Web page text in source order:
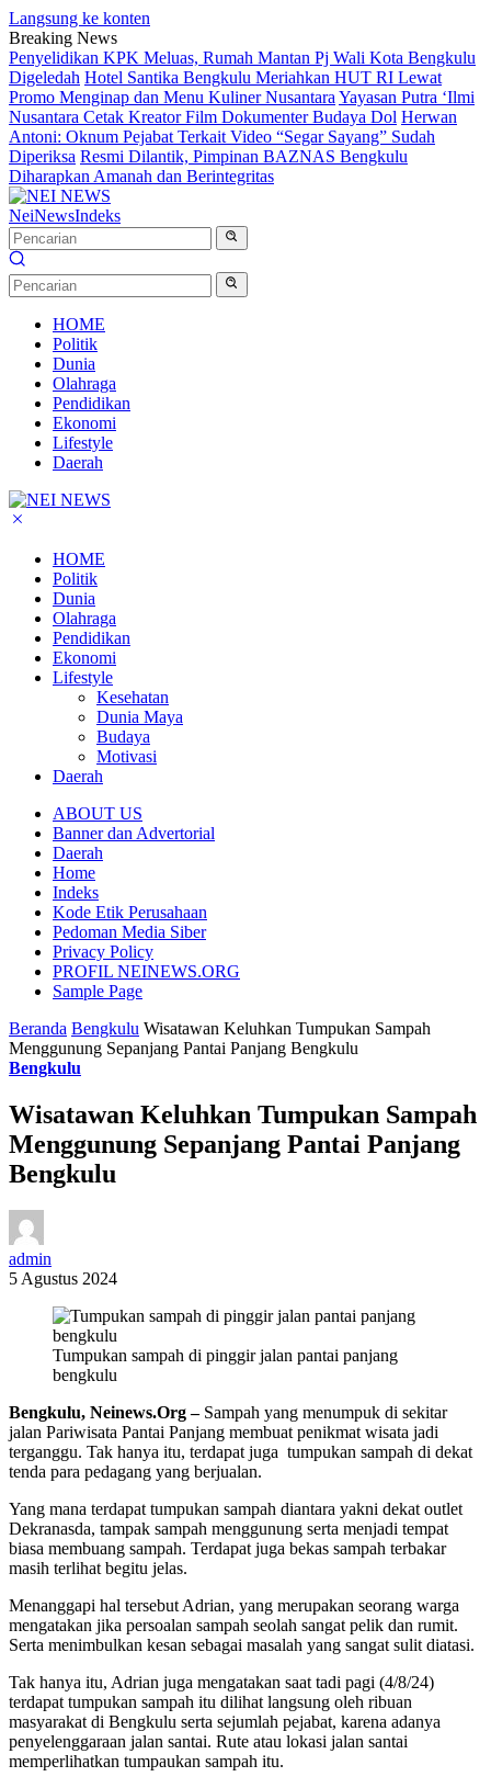
Langsung ke konten
Breaking News
Penyelidikan KPK Meluas, Rumah Mantan Pj Wali Kota Bengkulu
Digeledah Hotel Santika Bengkulu Meriahkan HUT RI Lewat
Promo Menginap dan Menu Kuliner Nusantara Yayasan Putra ‘Ilmi
Nusantara Cetak Kreator Film Dokumenter Budaya Dol Herwan
Antoni: Oknum Pejabat Terkait Video “Segar Sayang” Sudah
Diperiksa Resmi Dilantik, Pimpinan BAZNAS Bengkulu
Diharapkan Amanah dan Berintegritas
NeiNewsIndeks
HOME
Politik
Dunia
Olahraga
Pendidikan
Ekonomi
Lifestyle
Daerah
HOME
Politik
Dunia
Olahraga
Pendidikan
Ekonomi
Lifestyle
Kesehatan
Dunia Maya
Budaya
Motivasi
Daerah
ABOUT US
Banner dan Advertorial
Daerah
Home
Indeks
Kode Etik Perusahaan
Pedoman Media Siber
Privacy Policy
PROFIL NEINEWS.ORG
Sample Page
Beranda Bengkulu Wisatawan Keluhkan Tumpukan Sampah
Menggunung Sepanjang Pantai Panjang Bengkulu
Bengkulu
Wisatawan Keluhkan Tumpukan Sampah
Menggunung Sepanjang Pantai Panjang
Bengkulu
admin
5 Agustus 2024
Tumpukan sampah di pinggir jalan pantai panjang
bengkulu
Bengkulu, Neinews.Org –Sampah yang menumpuk di sekitar
jalan Pariwisata Pantai Panjang membuat penikmat wisata jadi
terganggu. Tak hanya itu, terdapat juga tumpukan sampah di dekat
tenda para pedagang yang berjualan.
Yang mana terdapat tumpukan sampah diantara yakni dekat outlet
Dekranasda, tampak sampah menggunung serta menjadi tempat
biasa membuang sampah. Terdapat juga bekas sampah terbakar
masih terlihat begitu jelas.
Menanggapi hal tersebut Adrian, yang merupakan seorang warga
mengatakan jika persoalan sampah seolah sangat pelik dan rumit.
Serta menimbulkan kesan sebagai masalah yang sangat sulit diatasi.
Tak hanya itu, Adrian juga mengatakan saat tadi pagi (4/8/24)
terdapat tumpukan sampah itu dilihat langsung oleh ribuan
masyarakat di Bengkulu serta sejumlah pejabat, karena adanya
penyelenggaraan jalan santai. Rute atau lokasi jalan santai
memperlihatkan tumpaukan sampah itu.